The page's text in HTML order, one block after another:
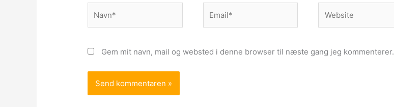
Gem mit navn, mail og websted i denne browser til næste gang jeg kommenterer.